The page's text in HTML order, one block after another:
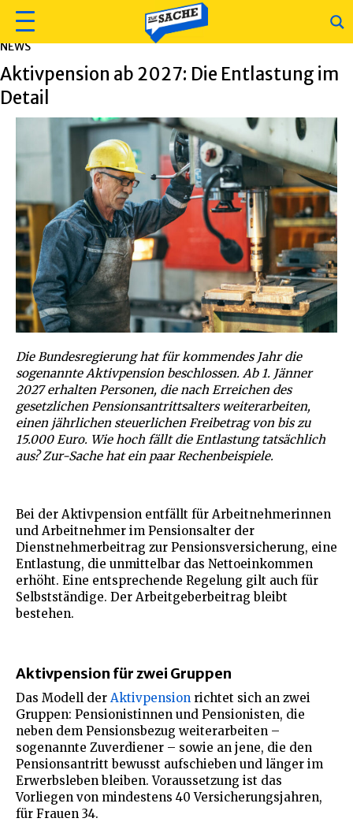
NEWS
Aktivpension ab 2027: Die Entlastung im
Detail
Die Bundesregierung hat für kommendes Jahr die
sogenannte Aktivpension beschlossen. Ab 1. Jänner
2027 erhalten Personen, die nach Erreichen des
gesetzlichen Pensionsantrittsalters weiterarbeiten,
einen jährlichen steuerlichen Freibetrag von bis zu
15.000 Euro. Wie hoch fällt die Entlastung tatsächlich
aus? Zur-Sache hat ein paar Rechenbeispiele.
Bei der Aktivpension entfällt für Arbeitnehmerinnen
und Arbeitnehmer im Pensionsalter der
Dienstnehmerbeitrag zur Pensionsversicherung, eine
Entlastung, die unmittelbar das Nettoeinkommen
erhöht. Eine entsprechende Regelung gilt auch für
Selbstständige. Der Arbeitgeberbeitrag bleibt
bestehen.
Aktivpension für zwei Gruppen
Das Modell der Aktivpension richtet sich an zwei
Gruppen: Pensionistinnen und Pensionisten, die
neben dem Pensionsbezug weiterarbeiten –
sogenannte Zuverdiener – sowie an jene, die den
Pensionsantritt bewusst aufschieben und länger im
Erwerbsleben bleiben. Voraussetzung ist das
Vorliegen von mindestens 40 Versicherungsjahren,
für Frauen 34.